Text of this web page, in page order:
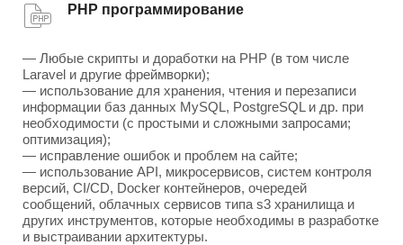
PHP программирование
— Любые скрипты и доработки на PHP (в том числе
Laravel и другие фреймворки);
— использование для хранения, чтения и перезаписи
информации баз данных MySQL, PostgreSQL и др. при
необходимости (с простыми и сложными запросами;
оптимизация);
— исправление ошибок и проблем на сайте;
— использование API, микросервисов, систем контроля
версий, CI/CD, Docker контейнеров, очередей
сообщений, облачных сервисов типа s3 хранилища и
других инструментов, которые необходимы в разработке
и выстраивании архитектуры.